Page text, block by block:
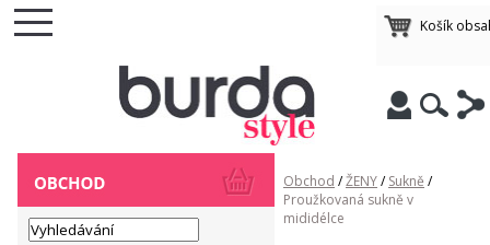
Košík
Obchod /ŽENY/ Sukně /
Proužkovaná sukně v
mididélce